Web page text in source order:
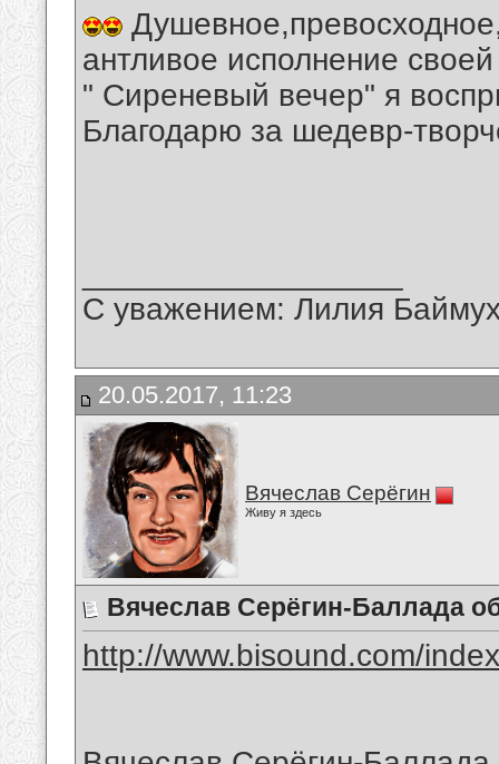
антливое исполнение
" Сиреневый вечер" я
Благодарю за шедевр-
С уважением: Лилия
20.05.2017, 11:23
Вячеслав Серёгин
Живу я здесь
Вячеслав Серёгин-Баллада
http://www.bisound.com/